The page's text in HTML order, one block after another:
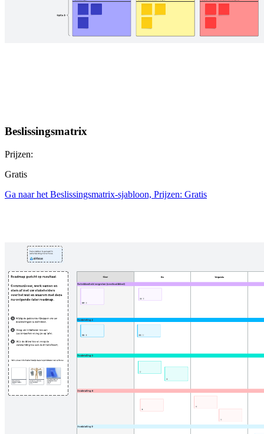
Beslissingsmatrix
Prijzen:
Gratis
Ga naar het Beslissingsmatrix-sjabloon, Prijzen: Gratis